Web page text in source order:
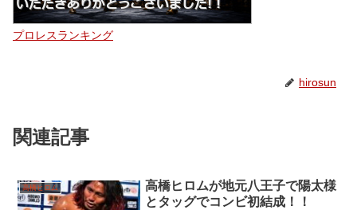
プロレスランキング
hirosun
関連記事
高橋ヒロム
高橋ヒロムが地元八王子で陽太様
とタッグでコンビ初結成！！